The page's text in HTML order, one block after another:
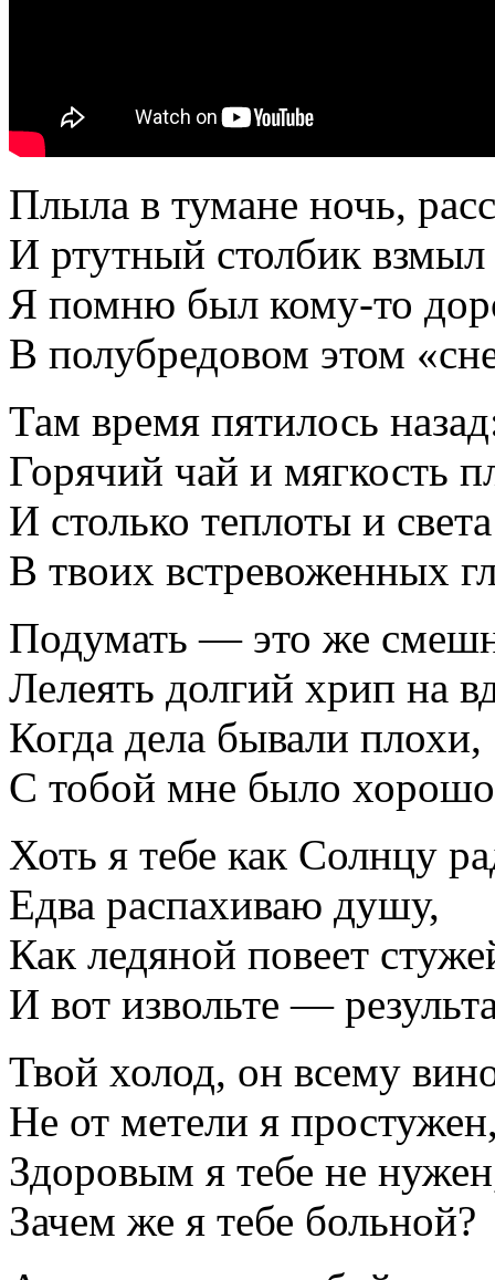
Плыла в тумане ночь,
И ртутный столбик
Я помню был кому-то
В полубредовом этом
Там время пятилось
Горячий чай и мягкость
И столько теплоты и света
В твоих встревоженных
Подумать — это же
Лелеять долгий хрип на
Когда дела бывали плохи,
С тобой мне было
Хоть я тебе как Солнцу
Едва распахиваю душу,
Как ледяной повеет
И вот извольте —
Твой холод, он всему
Не от метели я
Здоровым я тебе не
Зачем же я тебе больной?